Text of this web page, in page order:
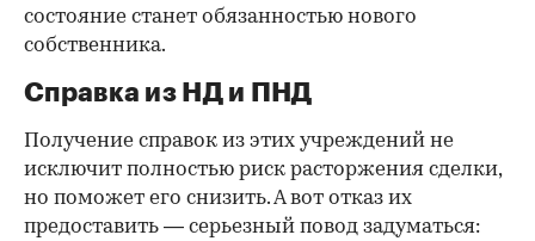
состояние станет обязанностью нового
собственника.
Справка из НД и ПНД
Получение справок из этих учреждений не
исключит полностью риск расторжения сделки,
но поможет его снизить. А вот отказ их
предоставить — серьезный повод задуматься: